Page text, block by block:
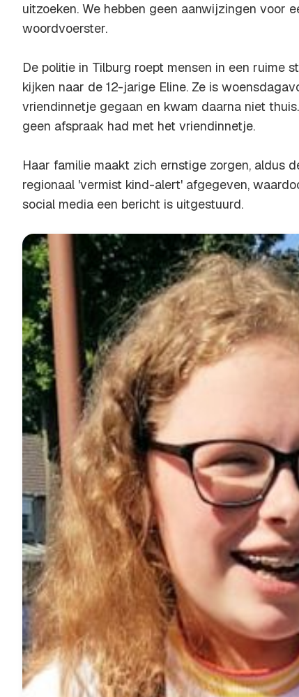
uitzoeken. We hebben geen aanwijzingen voor
woordvoerster.
De politie in Tilburg roept mensen in een ruime
kijken naar de 12-jarige Eline. Ze is
vriendinnetje gegaan en kwam daarna niet
geen afspraak had met het vriendinnetje.
Haar familie maakt zich ernstige zorgen, aldus
regionaal 'vermist kind-alert' afgegeven,
social media een bericht is uitgestuurd.